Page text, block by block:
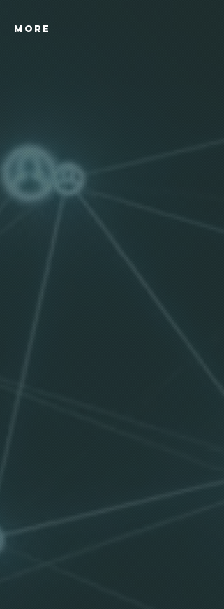
More